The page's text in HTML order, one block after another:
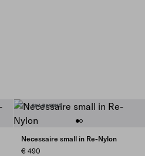
Necessaire small in Re-Nylon
€ 490